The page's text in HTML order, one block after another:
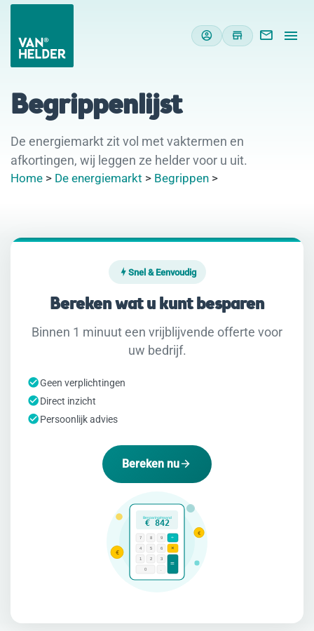
Begrippenlijst
De energiemarkt zit vol met vaktermen en
afkortingen, wij leggen ze helder voor u uit.
Home > De energiemarkt > Begrippen >
Snel & Eenvoudig
Bereken wat u kunt besparen
Binnen 1 minuut een vrijblijvende offerte voor
uw bedrijf.
Geen verplichtingen
Direct inzicht
Persoonlijk advies
Bereken nu
Besparing/maand
€ 842
7 8 9
4 5 6
1 2 3
0 .
÷
×
=
€
€